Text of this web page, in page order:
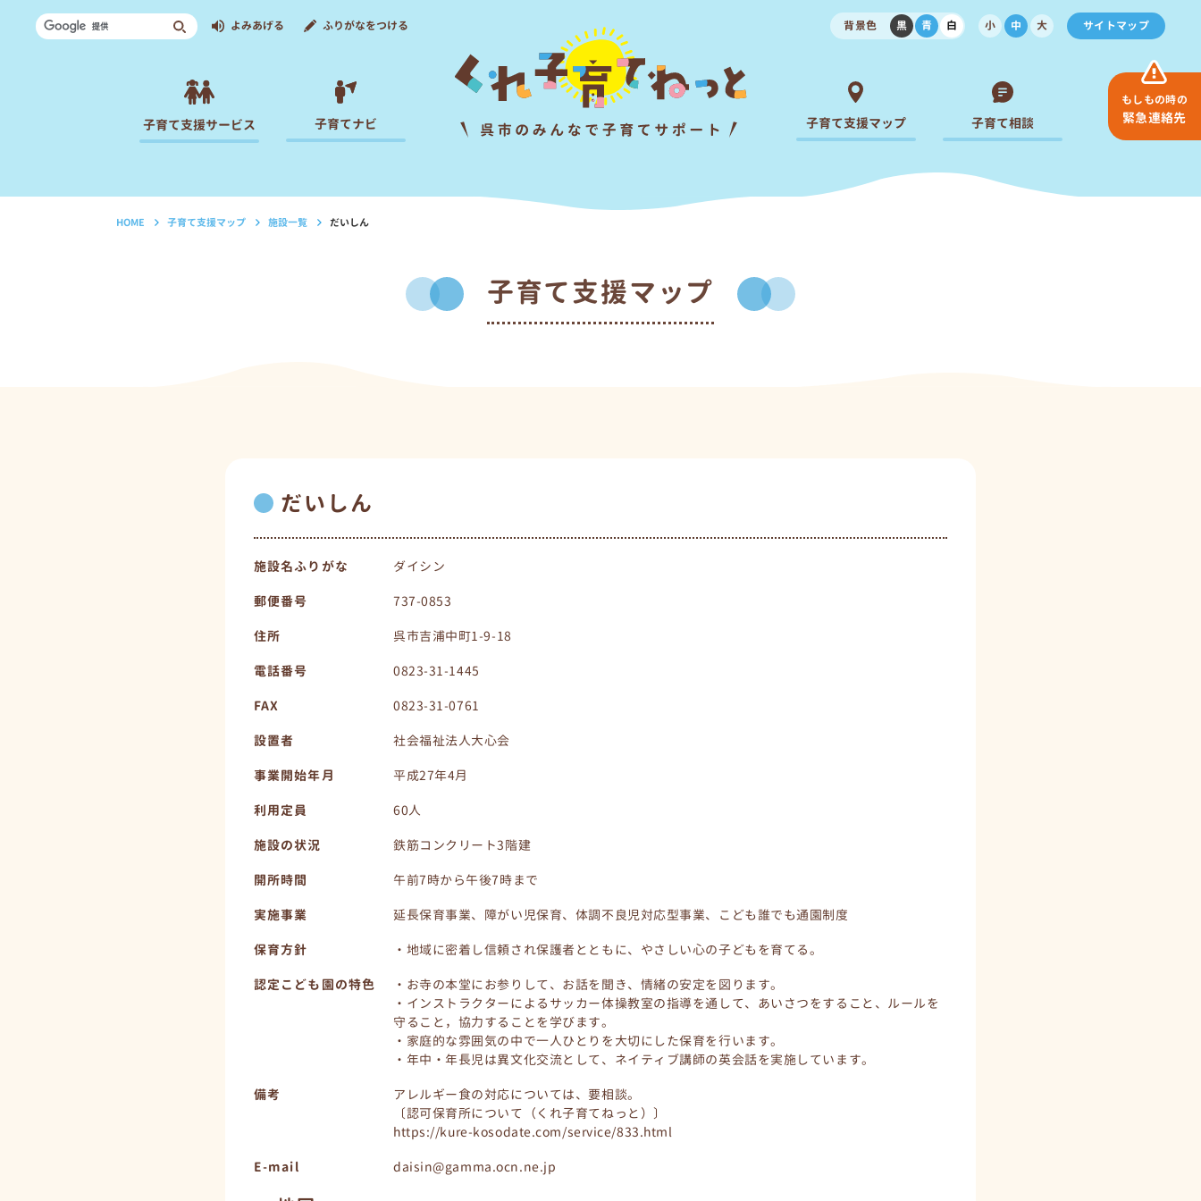
よみあげる ふりがなをつける 背景色 黒 青 白 小 中 大 サイトマップ
子育て支援サービス 子育てナビ 子育て支援マップ 子育て相談
もしもの時の
緊急連絡先
HOME 子育て支援マップ 施設一覧 だいしん
子育て支援マップ
だいしん
施設名ふりがな ダイシン
郵便番号 737-0853
住所 呉市吉浦中町1-9-18
電話番号 0823-31-1445
FAX 0823-31-0761
設置者 社会福祉法人大心会
事業開始年月 平成27年4月
利用定員 60人
施設の状況 鉄筋コンクリート3階建
開所時間 午前7時から午後7時まで
実施事業 延長保育事業、障がい児保育、体調不良児対応型事業、こども誰でも通園制度
保育方針 ・地域に密着し信頼され保護者とともに、やさしい心の子どもを育てる。
認定こども園の特色
・お寺の本堂にお参りして、お話を聞き、情緒の安定を図ります。
・インストラクターによるサッカー体操教室の指導を通して、あいさつをすること、ルールを
守ること，協力することを学びます。
・家庭的な雰囲気の中で一人ひとりを大切にした保育を行います。
・年中・年長児は異文化交流として、ネイティブ講師の英会話を実施しています。
備考
アレルギー食の対応については、要相談。
〔認可保育所について（くれ子育てねっと）〕
https://kure-kosodate.com/service/833.html
E-mail daisin@gamma.ocn.ne.jp